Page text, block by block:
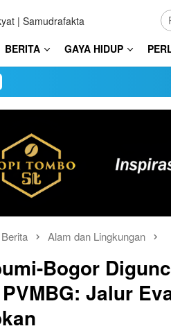
BERITA GAYA HIDUP
Berita Alam dan Lingkungan
Bogor
Jalur